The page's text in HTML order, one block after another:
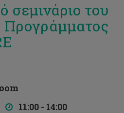
σεμινάριο του
11:00 - 14:00